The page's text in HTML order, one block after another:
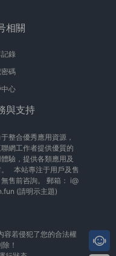
相關
錄
碼
心
與支持
整合優秀應用資源，
網工作者提供優質的
驗，提供各類應用及
。 本站專注于用戶及售
售前咨詢。 郵箱： i@
(請明示主題)
若侵犯了您的合法權
！